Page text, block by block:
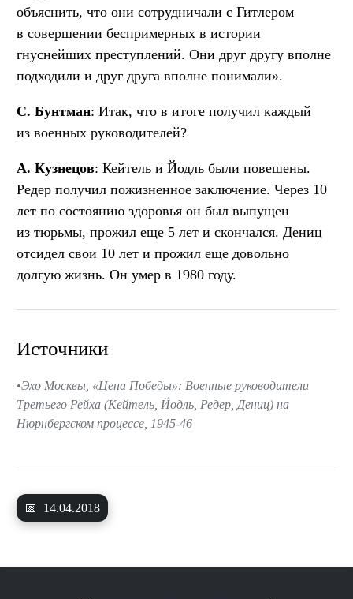
объяснить, что они сотрудничали с Гитлером
в совершении беспримерных в истории
гнуснейших преступлений. Они друг другу вполне
подходили и друг друга вполне понимали».
С. Бунтман: Итак, что в итоге получил каждый
из военных руководителей?
А. Кузнецов: Кейтель и Йодль были повешены.
Редер получил пожизненное заключение. Через 10
лет по состоянию здоровья он был выпущен
из тюрьмы, прожил еще 5 лет и скончался. Дениц
отсидел свои 10 лет и прожил еще довольно
долгую жизнь. Он умер в 1980 году.
📅 14.04.2018
Источники
Эхо Москвы, «Цена Победы»: Военные руководители
Третьего Рейха (Кейтель, Йодль, Редер, Дениц) на
Нюрнбергском процессе, 1945-46